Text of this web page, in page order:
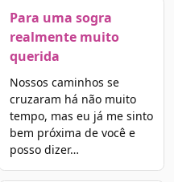
Para uma sogra
realmente muito
querida
Nossos caminhos se
cruzaram há não muito
tempo, mas eu já me sinto
bem próxima de você e
posso dizer…